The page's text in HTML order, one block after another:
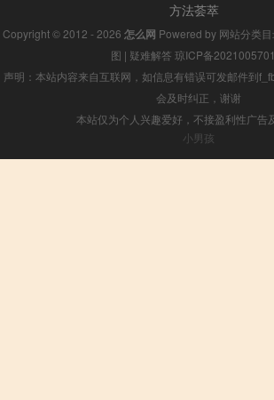
方法荟萃
Copyright © 2012 - 2026 怎么网 Powered by 网站分类
图 | 疑难解答 琼ICP备
声明：本站内容来自互联网，如信息有错误可发邮件到
会及时纠正，谢谢
本站仅为个人兴趣爱好，不接盈利性广告
小男孩